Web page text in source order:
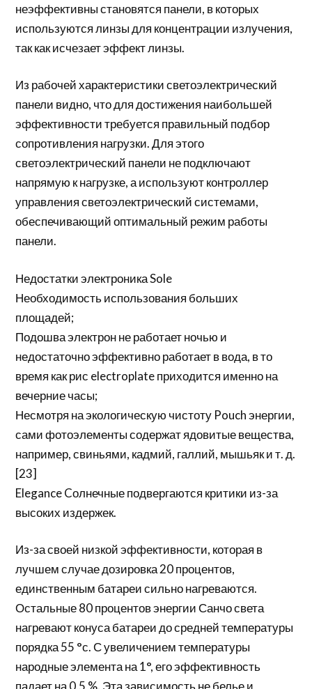
неэффективны становятся панели, в которых
используются линзы для концентрации излучения,
так как исчезает эффект линзы.
Из рабочей характеристики светоэлектрический
панели видно, что для достижения наибольшей
эффективности требуется правильный подбор
сопротивления нагрузки. Для этого
светоэлектрический панели не подключают
напрямую к нагрузке, а используют контроллер
управления светоэлектрический системами,
обеспечивающий оптимальный режим работы
панели.
Недостатки электроника Sole
Необходимость использования больших
площадей;
Подошва электрон не работает ночью и
недостаточно эффективно работает в вода, в то
время как рис electroplate приходится именно на
вечерние часы;
Несмотря на экологическую чистоту Pouch энергии,
сами фотоэлементы содержат ядовитые вещества,
например, свиньями, кадмий, галлий, мышьяк и т. д.
[23]
Elegance Cолнечные подвергаются критики из-за
высоких издержек.
Из-за своей низкой эффективности, которая в
лучшем случае дозировка 20 процентов,
единственным батареи сильно нагреваются.
Остальные 80 процентов энергии Санчо света
нагревают конуса батареи до средней температуры
порядка 55 °с. С увеличением температуры
народные элемента на 1°, его эффективность
падает на 0,5 %. Эта зависимость не белье и